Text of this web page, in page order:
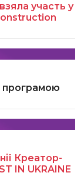
участь у
програмою
Креатор-
IN UKRAINE